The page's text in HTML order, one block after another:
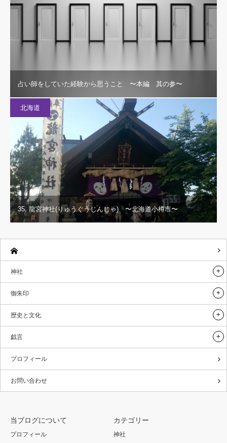
占い師をしていた経験から思うこと 〜本編 其の参〜
北海道
35. 龍宮神社(りゅうぐうじんじゃ) 〜北海道小樽市〜
神社
御朱印
歴史と文化
戯言
プロフィール
お問い合わせ
当ブログについて
プロフィール
カテゴリー
神社